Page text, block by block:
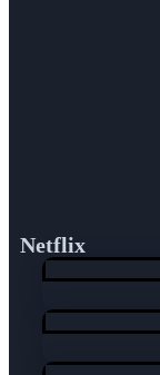
Netflix